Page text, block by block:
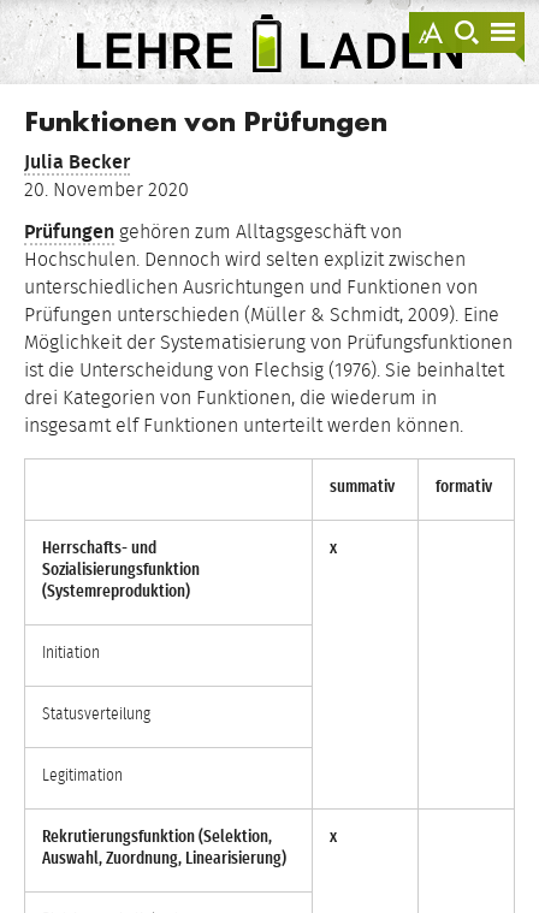
anzeigen
zur
Suche
LEHRE
LADEN
Funktionen von Prüfungen
Julia Becker
20. November 2020
Prüfungen gehören zum Alltagsgeschäft von
Hochschulen. Dennoch wird selten explizit zwischen
unterschiedlichen Ausrichtungen und Funktionen von
Prüfungen unterschieden (Müller & Schmidt, 2009). Eine
Möglichkeit der Systematisierung von Prüfungsfunktionen
ist die Unterscheidung von Flechsig (1976). Sie beinhaltet
drei Kategorien von Funktionen, die wiederum in
insgesamt elf Funktionen unterteilt werden können.
summativ formativ
Herrschafts- und
Sozialisierungsfunktion
(Systemreproduktion)
x
Initiation
Statusverteilung
Legitimation
Rekrutierungsfunktion (Selektion,
Auswahl, Zuordnung, Linearisierung)
x